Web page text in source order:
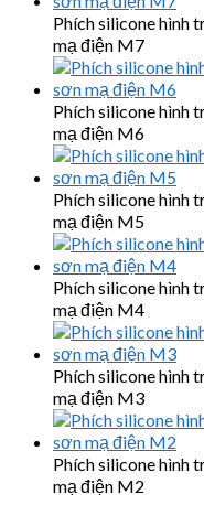
Phích silicone hình
mạ điện M7
Phích silicone hình
mạ điện M6
Phích silicone hình
mạ điện M5
Phích silicone hình
mạ điện M4
Phích silicone hình
mạ điện M3
Phích silicone hình
mạ điện M2